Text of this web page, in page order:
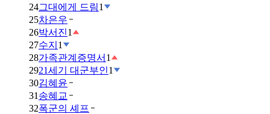
24그대에게 드림1
25차은우
26박서진1
27수지 1
28가족관계증명서 1
2921세기 대군부인1
30김혜윤
31 송혜교
32폭군의 셰프